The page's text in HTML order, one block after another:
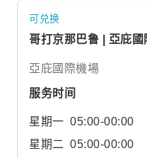
可兑换
哥打京那巴鲁 | 亞庇國
亞庇國際機場
服务时间
星期一 05:00-00:00
星期二 05:00-00:00